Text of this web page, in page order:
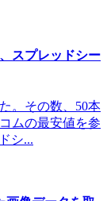
スプレッドシー
。その数、50本
ムの最安値を参
シ...